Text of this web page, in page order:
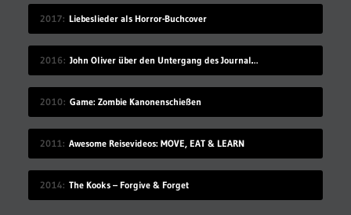
2017 Liebeslieder als Horror-Buchcover
2016 John Oliver über den Untergang des Journalismus
2010 Game: Zombie Kanonenschießen
2011 Awesome Reisevideos: MOVE, EAT & LEARN
2014 The Kooks – Forgive & Forget